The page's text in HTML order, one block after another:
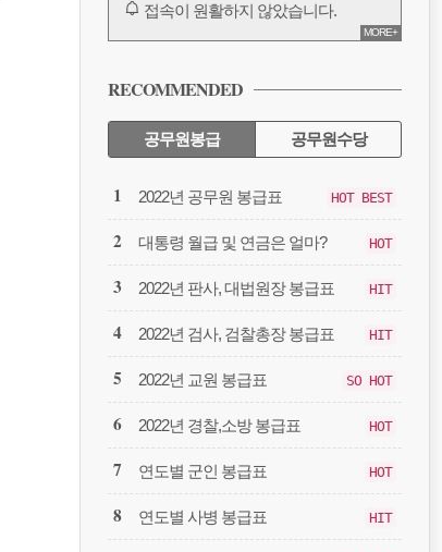
접속이 원활하지 않았습니다.
카카오톡 링크 보내기 수정 완료
전체 보기
MORE+
RECOMMENDED
공무원봉급 공무원수당
무
봉
2022년 공무원 봉급표 HOT BEST
대통령 월급 및 연금은 얼마? HOT
2022년 판사, 대법원장 봉급표 HIT
2022년 검사, 검찰총장 봉급표 HIT
2022년 교원 봉급표 SO HOT
2022년 경찰,소방 봉급표 HOT
연도별 군인 봉급표 HOT
연도별 사병 봉급표 HIT